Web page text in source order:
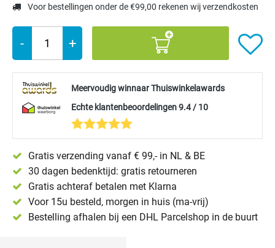
Voor bestellingen onder de €99,00 rekenen wij verzendkosten
- +
Meervoudig winnaar Thuiswinkelawards
Echte klantenbeoordelingen 9.4 / 10
Gratis verzending vanaf € 99,- in NL & BE
30 dagen bedenktijd: gratis retourneren
Gratis achteraf betalen met Klarna
Voor 15u besteld, morgen in huis (ma-vrij)
Bestelling afhalen bij een DHL Parcelshop in de buurt